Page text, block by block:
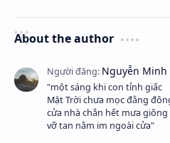
About the author
"một sáng khi con tỉnh giấc
Mặt Trời chưa mọc đằng
cửa nhà chắn hết mưa giông
vỡ tan nằm im ngoài cửa"